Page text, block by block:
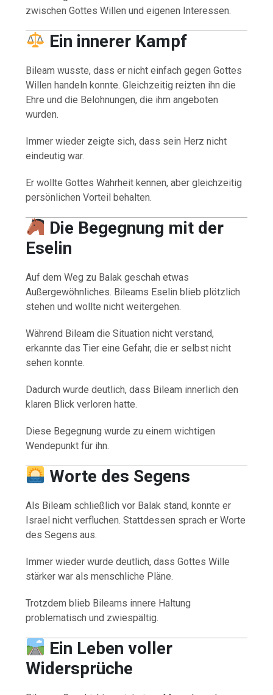
zwischen Gottes Willen und eigenen Interessen.
Ein innerer Kampf
Bileam wusste, dass er nicht einfach gegen Gottes
Willen handeln konnte. Gleichzeitig reizten ihn die
Ehre und die Belohnungen, die ihm angeboten
wurden.
Immer wieder zeigte sich, dass sein Herz nicht
eindeutig war.
Er wollte Gottes Wahrheit kennen, aber gleichzeitig
persönlichen Vorteil behalten.
Die Begegnung mit der
Eselin
Auf dem Weg zu Balak geschah etwas
Außergewöhnliches. Bileams Eselin blieb plötzlich
stehen und wollte nicht weitergehen.
Während Bileam die Situation nicht verstand,
erkannte das Tier eine Gefahr, die er selbst nicht
sehen konnte.
Dadurch wurde deutlich, dass Bileam innerlich den
klaren Blick verloren hatte.
Diese Begegnung wurde zu einem wichtigen
Wendepunkt für ihn.
Worte des Segens
Als Bileam schließlich vor Balak stand, konnte er
Israel nicht verfluchen. Stattdessen sprach er Worte
des Segens aus.
Immer wieder wurde deutlich, dass Gottes Wille
stärker war als menschliche Pläne.
Trotzdem blieb Bileams innere Haltung
problematisch und zwiespältig.
Ein Leben voller
Widersprüche